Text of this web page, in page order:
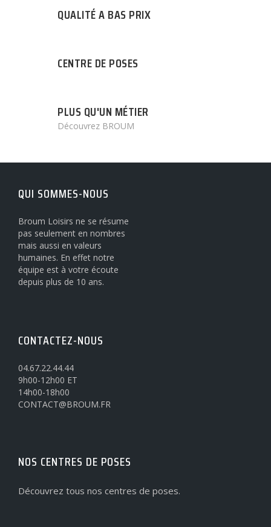
QUALITÉ A BAS PRIX
CENTRE DE POSES
PLUS QU'UN MÉTIER
Découvrez BROUM
QUI SOMMES-NOUS
Broum Loisirs ne se résume
pas seulement en nombres
mais aussi en valeurs
humaines. En effet notre
équipe est à votre écoute
depuis plus de 10 ans.
CONTACTEZ-NOUS
04.67.22.44.44
9h00-12h00 ET
14h00-18h00
CONTACT@BROUM.FR
NOS CENTRES DE POSES
Découvrez tous nos centres de poses.